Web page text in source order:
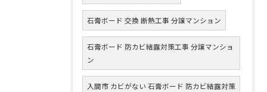
石膏ボード 交換 断熱工事 分譲マンション
石膏ボード 防カビ結露対策工事 分譲マンショ
ン
入間市 カビがない 石膏ボード 防カビ結露対策